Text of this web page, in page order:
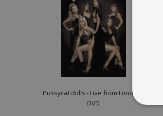
Pussycat dolls - Live from London -
DVD